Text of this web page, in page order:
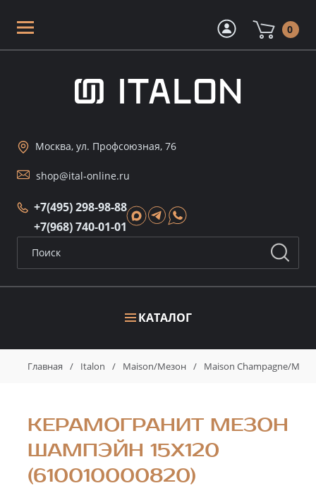
0
КАТАЛОГ
Москва, ул. Профсоюзная, 76
shop@ital-online.ru
+7(495) 298-98-88
+7(968) 740-01-01
Главная / Italon / Maison/Мезон / Maison Champagne/
КЕРАМОГРАНИТ МЕЗОН
ШАМПЭЙН 15X120
(610010000820)